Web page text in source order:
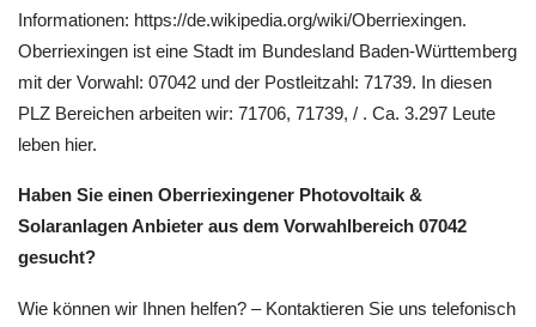
Informationen: https://de.wikipedia.org/wiki/Oberriexingen.
Oberriexingen ist eine Stadt im Bundesland Baden-Württemberg
mit der Vorwahl: 07042 und der Postleitzahl: 71739. In diesen
PLZ Bereichen arbeiten wir: 71706, 71739, / . Ca. 3.297 Leute
leben hier.
Haben Sie einen Oberriexingener Photovoltaik &
Solaranlagen Anbieter aus dem Vorwahlbereich 07042
gesucht?
Wie können wir Ihnen helfen? – Kontaktieren Sie uns telefonisch